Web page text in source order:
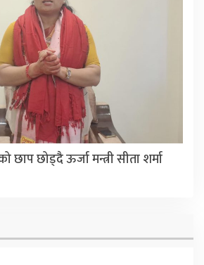
छाप छोड्दै ऊर्जा मन्त्री सीता शर्मा